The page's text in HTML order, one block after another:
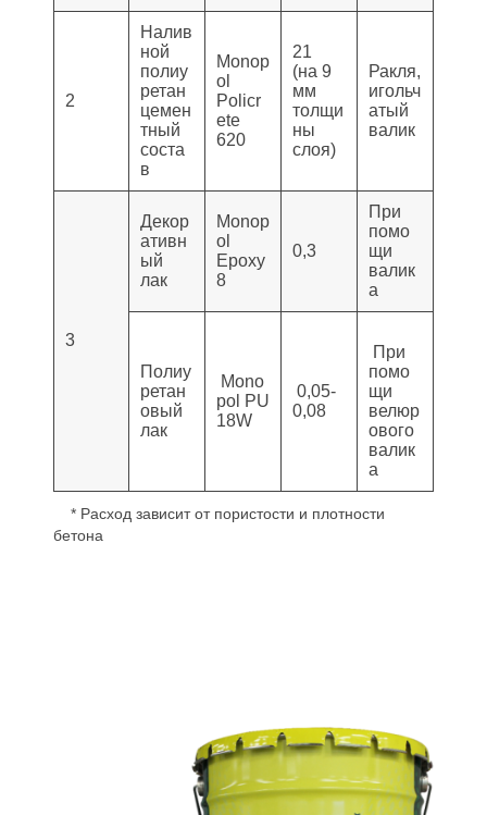
2
Налив
ной
полиу
ретан
цемен
тный
соста
в
Monop
ol
Policr
ete
620
21
(на 9
мм
толщи
ны
слоя)
Ракля,
игольч
атый
валик
3
Декор
ативн
ый
лак
Monop
ol
Epoxy
8
0,3
При
помо
щи
валик
а
Полиу
ретан
овый
лак
Mono
pol PU
18W
0,05-
0,08
При
помо
щи
велюр
ового
валик
а
* Расход зависит от пористости и плотности
бетона